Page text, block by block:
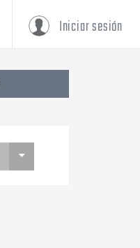
Iniciar sesión